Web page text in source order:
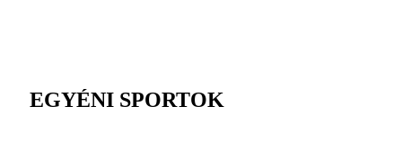
EGYÉNI SPORTOK